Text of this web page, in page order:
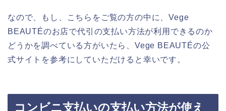
なので、もし、こちらをご覧の方の中に、Vege
BEAUTÉのお店で代引の支払い方法が利用できるのか
どうかを調べている方がいたら、Vege BEAUTÉの公
式サイトを参考にしていただけると幸いです。
コンビニ支払いの支払い方法が使え